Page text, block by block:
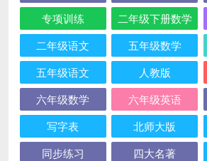
专项训练
二年级下册数学
二年级语文
五年级数学
五年级语文
人教版
六年级数学
六年级英语
写字表
北师大版
同步练习
四大名著